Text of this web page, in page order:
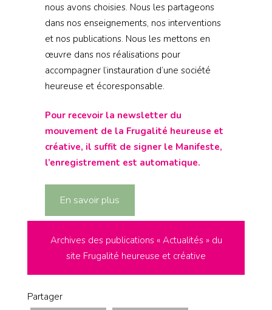
nous avons choisies. Nous les partageons
dans nos enseignements, nos interventions
et nos publications. Nous les mettons en
œuvre dans nos réalisations pour
accompagner l’instauration d’une société
heureuse et écoresponsable.
Pour recevoir la newsletter du
mouvement de la Frugalité heureuse et
créative, il suffit de signer le Manifeste,
l’enregistrement est automatique.
En savoir plus
Archives des publications « Actualités » du
site Frugalité heureuse et créative
Partager